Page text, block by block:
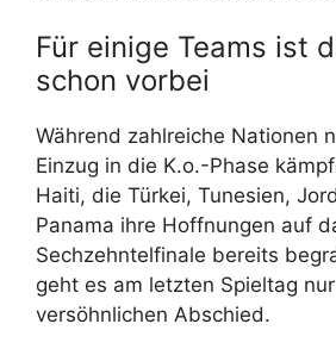
Für einige Teams ist
schon vorbei
Während zahlreiche Nationen
Einzug in die K.o.-Phase
Haiti, die Türkei, Tunesien,
Panama ihre Hoffnungen auf
Sechzehntelfinale bereits
geht es am letzten Spieltag
versöhnlichen Abschied.